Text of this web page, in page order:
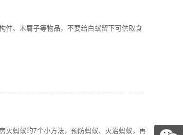
件、木屑子等物品，不要给白蚁留下可供取食
灭蚂蚁的7个小方法，预防蚂蚁、灭治蚂蚁，再